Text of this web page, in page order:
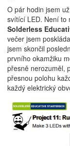
O pár hodin jsem
svítící LED. Není to
Solderless
večer jsem
jsem skončil
prvního okamžiku
přesně nerozuměl,
přesnou polohu
každý elektrický